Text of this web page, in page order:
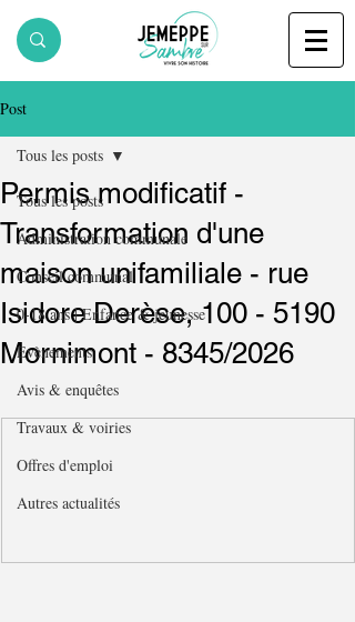
Post
Tous les posts
Administration communale
Conseil communal
0-18 ans | Enfance & jeunesse
Evènements
Avis & enquêtes
Travaux & voiries
Offres d'emploi
Autres actualités
Tous les posts
Permis modificatif -
Transformation d'une
maison unifamiliale - rue
Isidore Derèse, 100 - 5190
Mornimont - 8345/2026